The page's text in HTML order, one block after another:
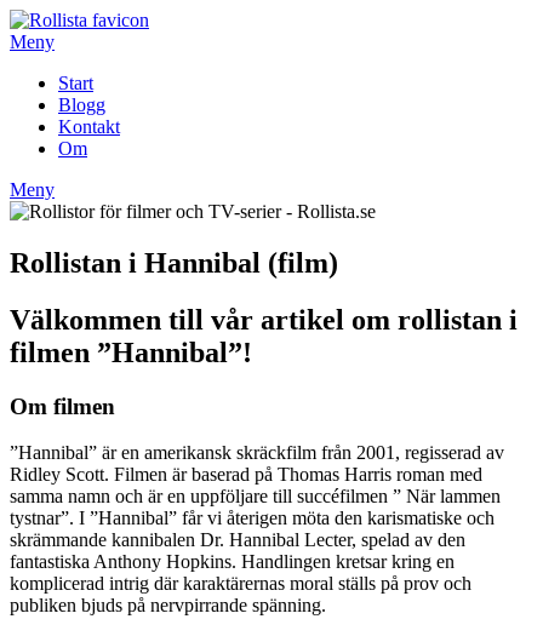
Hoppa
till
Meny
Start
Blogg
Kontakt
Om
Meny
Rollistan i Hannibal (film)
Välkommen till vår artikel om rollistan i
filmen ”Hannibal”!
Om filmen
”Hannibal” är en amerikansk skräckfilm från 2001, regisserad av
Ridley Scott. Filmen är baserad på Thomas Harris roman med
samma namn och är en uppföljare till succéfilmen ” När lammen
tystnar”. I ”Hannibal” får vi återigen möta den karismatiske och
skrämmande kannibalen Dr. Hannibal Lecter, spelad av den
fantastiska Anthony Hopkins. Handlingen kretsar kring en
komplicerad intrig där karaktärernas moral ställs på prov och
publiken bjuds på nervpirrande spänning.